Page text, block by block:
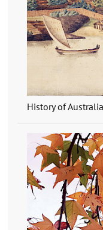
History of